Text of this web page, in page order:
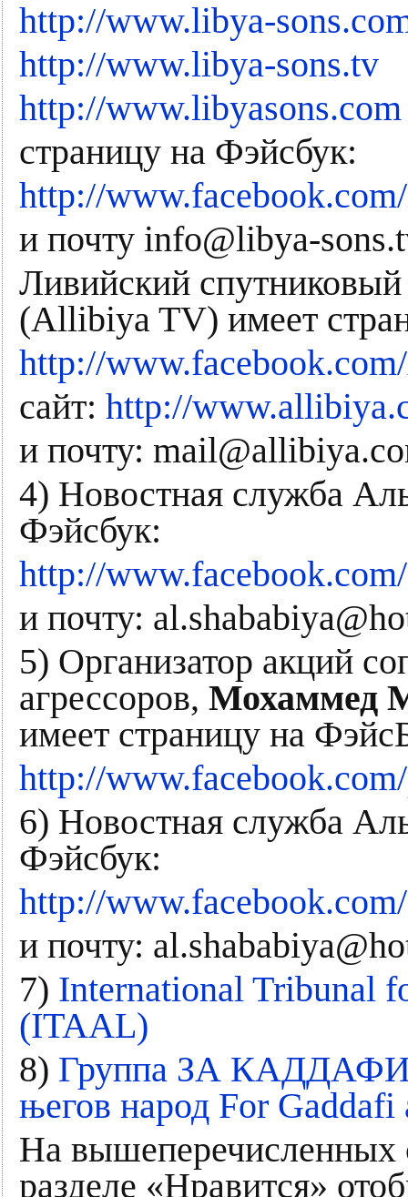
http://www.libya-
http://www.libya-sons.tv
http://www.libyasons.com
страницу на Фэйсбук:
http://
и почту info@libya-
Ливийский
(Allibiya TV) имеет
http://
сайт: http://
и почту:
4) Новостная служба
Фэйсбук:
http://
и почту:
5) Организатор акций
агрессоров, Мохаммед
имеет страницу на
http://
6) Новостная служба
Фэйсбук:
http://
и почту:
7) International Tribunal
(ITAAL)
8) Группа ЗА
његов народ For Gaddafi
На вышеперечисленных
разделе «Нравится»